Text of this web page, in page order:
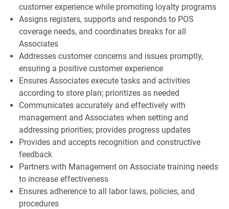
customer experience while promoting loyalty programs
Assigns registers, supports and responds to POS
coverage needs, and coordinates breaks for all
Associates
Addresses customer concerns and issues promptly,
ensuring a positive customer experience
Ensures Associates execute tasks and activities
according to store plan; prioritizes as needed
Communicates accurately and effectively with
management and Associates when setting and
addressing priorities; provides progress updates
Provides and accepts recognition and constructive
feedback
Partners with Management on Associate training needs
to increase effectiveness
Ensures adherence to all labor laws, policies, and
procedures